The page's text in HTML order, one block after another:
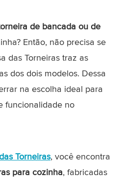
de bancada ou de
Então, não precisa se
das Torneiras traz as
dos dois modelos. Dessa
na escolha ideal para
funcionalidade no
Torneiras, você encontra
para cozinha, fabricadas